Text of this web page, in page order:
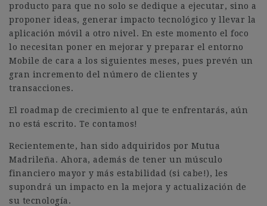
producto para que no solo se dedique a ejecutar, sino a
proponer ideas, generar impacto tecnológico y llevar la
aplicación móvil a otro nivel. En este momento el foco
lo necesitan poner en mejorar y preparar el entorno
Mobile de cara a los siguientes meses, pues prevén un
gran incremento del número de clientes y
transacciones.
El roadmap de crecimiento al que te enfrentarás, aún
no está escrito. Te contamos!
Recientemente, han sido adquiridos por Mutua
Madrileña. Ahora, además de tener un músculo
financiero mayor y más estabilidad (si cabe!), les
supondrá un impacto en la mejora y actualización de
su tecnología.